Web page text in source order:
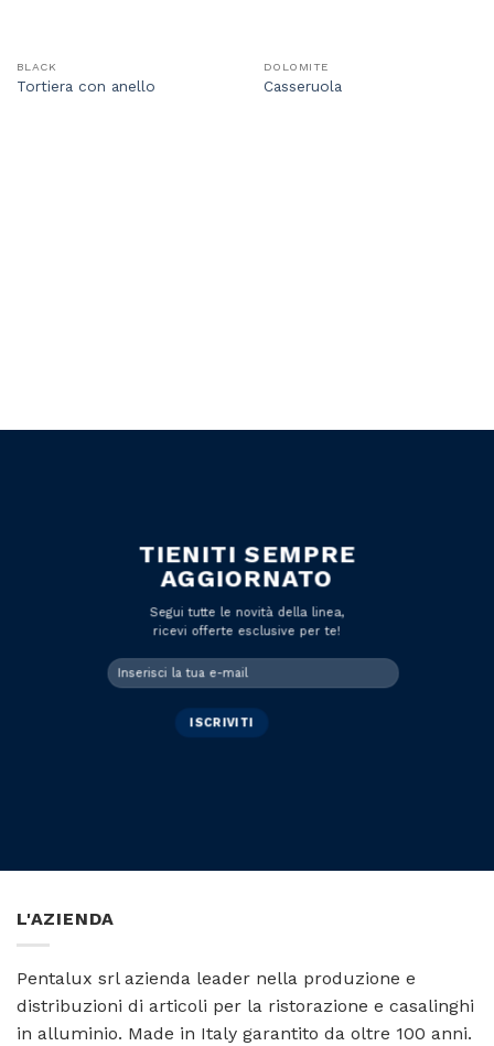
BLACK
Tortiera con anello
DOLOMITE
Casseruola
TIENITI SEMPRE
AGGIORNATO
Segui tutte le novità della linea,
ricevi offerte esclusive per te!
L'AZIENDA
Pentalux srl azienda leader nella produzione e
distribuzioni di articoli per la ristorazione e casalinghi
in alluminio. Made in Italy garantito da oltre 100 anni.